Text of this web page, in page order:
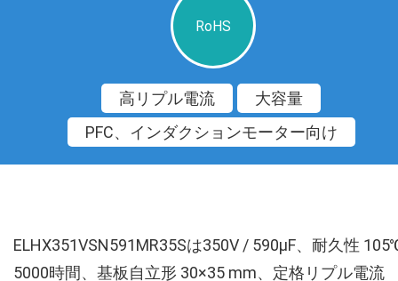
RoHS
高リプル電流
大容量
PFC、インダクションモーター向け
ELHX351VSN591MR35Sは350V / 590µF、耐久性
5000時間、基板自立形 30×35 mm、定格リプル電流